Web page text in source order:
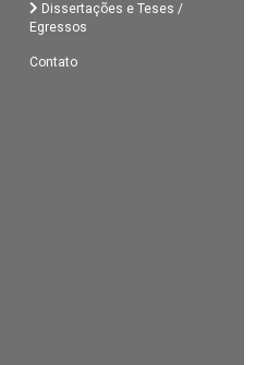
Dissertações e Teses /
Egressos
Contato